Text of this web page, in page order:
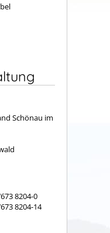
Schönau im
8204-0
8204-14